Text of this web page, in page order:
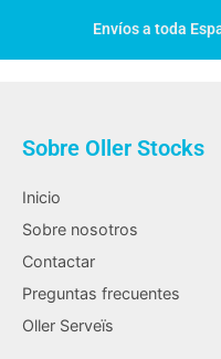
Envíos a toda
Sobre Oller Stocks
Inicio
Sobre nosotros
Contactar
Preguntas frecuentes
Oller Serveïs